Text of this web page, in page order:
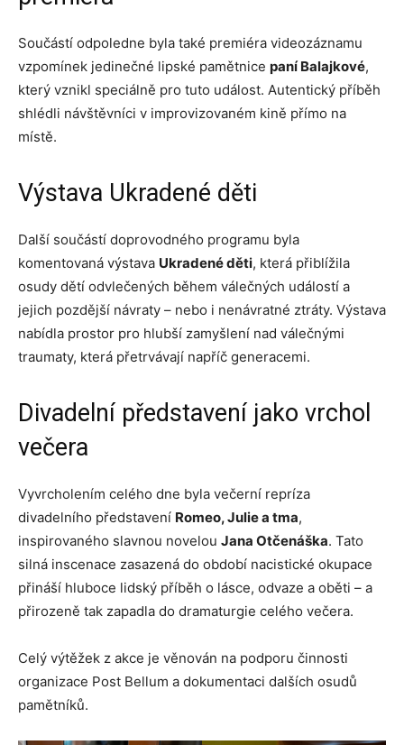
Součástí odpoledne byla také premiéra videozáznamu
vzpomínek jedinečné lipské pamětnice paní Balajkové,
který vznikl speciálně pro tuto událost. Autentický příběh
shlédli návštěvníci v improvizovaném kině přímo na
místě.
Výstava Ukradené děti
Další součástí doprovodného programu byla
komentovaná výstava Ukradené děti, která přiblížila
osudy dětí odvlečených během válečných událostí a
jejich pozdější návraty – nebo i nenávratné ztráty. Výstava
nabídla prostor pro hlubší zamyšlení nad válečnými
traumaty, která přetrvávají napříč generacemi.
Divadelní představení jako vrchol
večera
Vyvrcholením celého dne byla večerní repríza
divadelního představení Romeo, Julie a tma,
inspirovaného slavnou novelou Jana Otčenáška. Tato
silná inscenace zasazená do období nacistické okupace
přináší hluboce lidský příběh o lásce, odvaze a oběti – a
přirozeně tak zapadla do dramaturgie celého večera.
Celý výtěžek z akce je věnován na podporu činnosti
organizace Post Bellum a dokumentaci dalších osudů
pamětníků.